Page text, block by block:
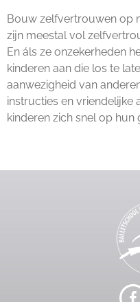
Bouw zelfvertrouwen op
zijn meestal vol
En áls ze onzekerheden
kinderen aan die los te
aanwezigheid van
instructies en vriendelijke
kinderen zich snel op hun